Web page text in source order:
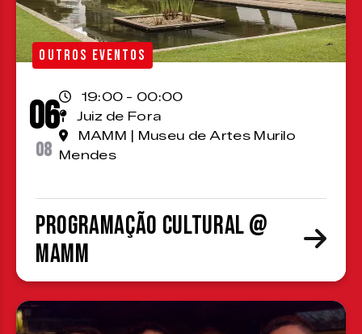
OUTROS EVENTOS
06
08
19:00 - 00:00
Juiz de Fora
MAMM | Museu de Artes Murilo
Mendes
Programação cultural @
MAMM